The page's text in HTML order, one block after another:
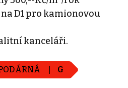
D1 pro kamionovou
kanceláři.
G